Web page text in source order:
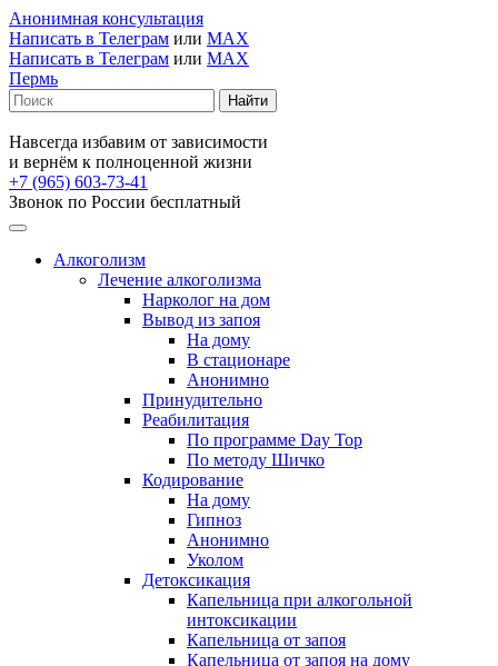
Анонимная консультация
Написать в Телеграм или MAX
Написать в Телеграм или MAX
Пермь
Навсегда избавим от зависимости
и вернём к полноценной жизни
+7 (965) 603-73-41
Звонок по России бесплатный
Алкоголизм
Лечение алкоголизма
Нарколог на дом
Вывод из запоя
На дому
В стационаре
Анонимно
Принудительно
Реабилитация
По программе Day Top
По методу Шичко
Кодирование
На дому
Гипноз
Анонимно
Уколом
Детоксикация
Капельница при алкогольной
интоксикации
Капельница от запоя
Капельница от запоя на дому